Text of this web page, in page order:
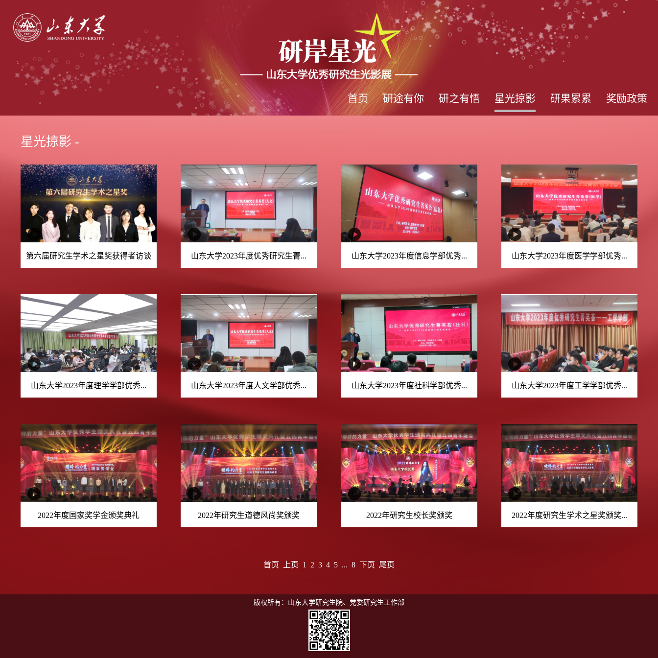
首页 研途有你 研之有悟 星光掠影 研果累累 奖励政策
星光掠影 -
第六届研究生学术之星奖获得者访谈 山东大学2023年度优秀研究生菁... 山东大学2023年度信息学部优秀... 山东大学2023年度医学学部优秀...
山东大学2023年度理学学部优秀... 山东大学2023年度人文学部优秀... 山东大学2023年度社科学部优秀... 山东大学2023年度工学学部优秀...
2022年度国家奖学金颁奖典礼 2022年研究生道德风尚奖颁奖 2022年研究生校长奖颁奖 2022年度研究生学术之星奖颁奖...
首页 上页 1 2 3 4 5 ... 8 下页 尾页
版权所有：山东大学研究生院、党委研究生工作部